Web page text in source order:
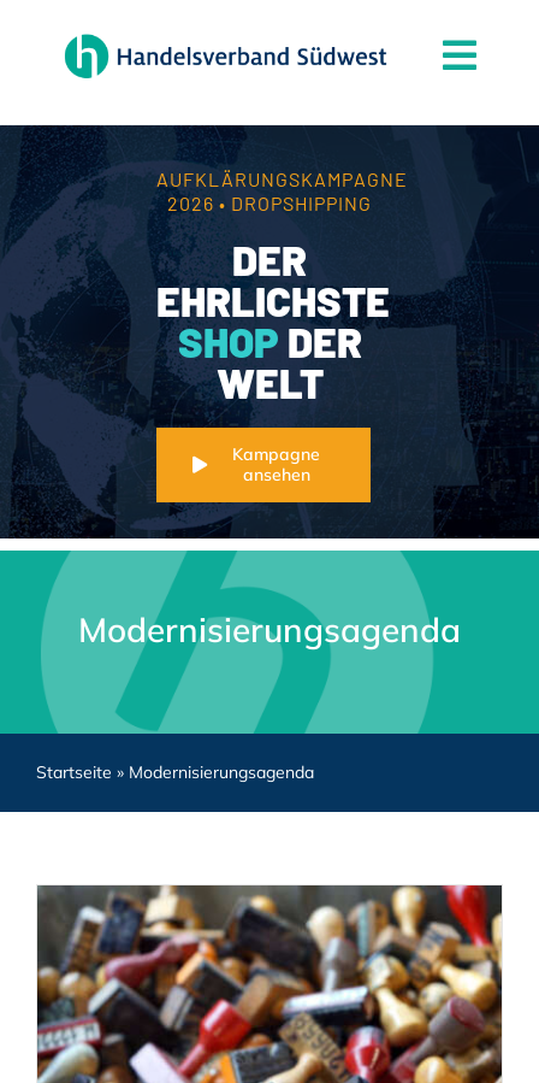
Themen
Mitgliedschaft
Partner
News
Handelsjournal
Kontakt
AUFKLÄRUNGSKAMPAGNE
2026 • DROPSHIPPING
DER
EHRLICHSTE
SHOP DER
WELT
Kampagne
ansehen
Modernisierungsagenda
Startseite » Modernisierungsagenda